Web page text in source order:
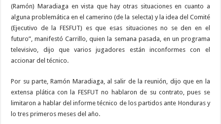
(Ramón) Maradiaga en vista que hay otras situaciones en cuanto a
alguna problemática en el camerino (de la selecta) y la idea del Comité
(Ejecutivo de la FESFUT) es que esas situaciones no se den en el
futuro”, manifestó Carrillo, quien la semana pasada, en un programa
televisivo, dijo que varios jugadores están inconformes con el
accionar del técnico.
Por su parte, Ramón Maradiaga, al salir de la reunión, dijo que en la
extensa plática con la FESFUT no hablaron de su contrato, pues se
limitaron a hablar del informe técnico de los partidos ante Honduras y
lo tres primeros meses del año.